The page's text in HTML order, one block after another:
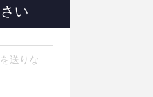
い